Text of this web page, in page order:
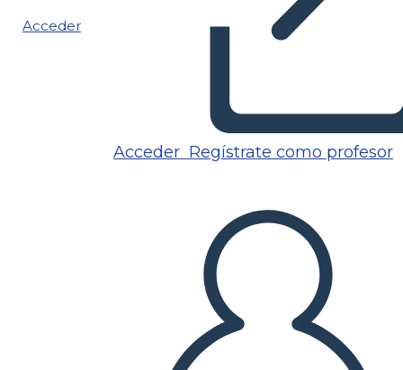
Acceder
Acceder Regístrate como profesor